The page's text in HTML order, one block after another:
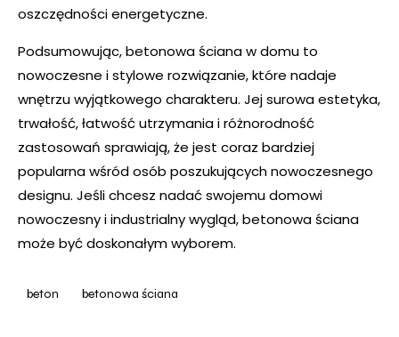
oszczędności energetyczne.
Podsumowując, betonowa ściana w domu to
nowoczesne i stylowe rozwiązanie, które nadaje
wnętrzu wyjątkowego charakteru. Jej surowa estetyka,
trwałość, łatwość utrzymania i różnorodność
zastosowań sprawiają, że jest coraz bardziej
popularna wśród osób poszukujących nowoczesnego
designu. Jeśli chcesz nadać swojemu domowi
nowoczesny i industrialny wygląd, betonowa ściana
może być doskonałym wyborem.
beton betonowa ściana